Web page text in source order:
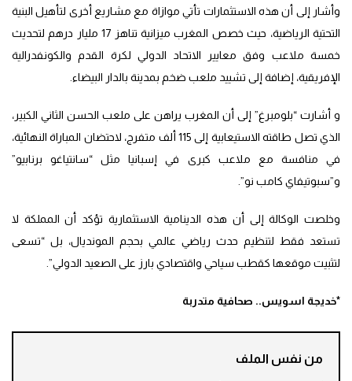
وأشار إلى أن هذه الاستثمارات تأتي موازاة مع مشاريع أخرى لتأهيل البنية
التحتية الرياضية، حيث خصص المغرب ميزانية تناهز 17 مليار درهم لتحديث
خمسة ملاعب وفق معايير الاتحاد الدولي لكرة القدم والكونفدرالية
الإفريقية، إضافة إلى تشييد ملعب ضخم بمدينة بالدار البيضاء.
و أشارت “بلومبرغ” إلى أن المغرب يراهن على ملعب الحسن الثاني الكبير،
الذي تصل طاقته الاستيعابية إلى 115 ألف متفرج، لاحتضان المباراة النهائية،
في منافسة مع ملاعب كبرى في إسبانيا مثل “سانتياغو برنابيو”
و”سبوتيفاي كامب نو”.
وخلصت الوكالة إلى أن هذه الدينامية الاستثمارية تؤكد أن المملكة لا
تستعد فقط لتنظيم حدث رياضي عالمي بحجم المونديال، بل “تسعى
لتثبيت موقعها كقطب سياحي واقتصادي بارز على الصعيد الدولي”.
*خديجة اسويس.. صحافية متدربة
من نفس الملف